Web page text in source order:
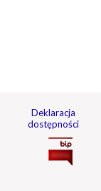
Deklaracja
dostępności